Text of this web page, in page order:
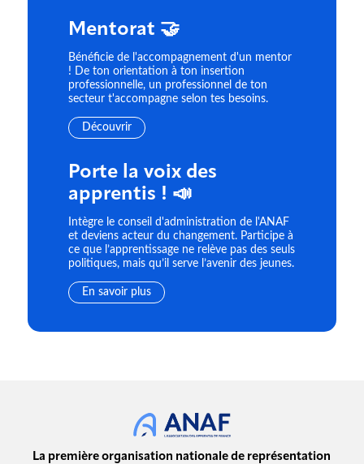
Mentorat 🤝
Bénéficie de l'accompagnement d'un mentor
! De ton orientation à ton insertion
professionnelle, un professionnel de ton
secteur t'accompagne selon tes besoins.
Découvrir
Porte la voix des
apprentis ! 📣
Intègre le conseil d'administration de l'ANAF
et deviens acteur du changement. Participe à
ce que l’apprentissage ne relève pas des seuls
politiques, mais qu’il serve l’avenir des jeunes.
En savoir plus
La première organisation nationale de représentation